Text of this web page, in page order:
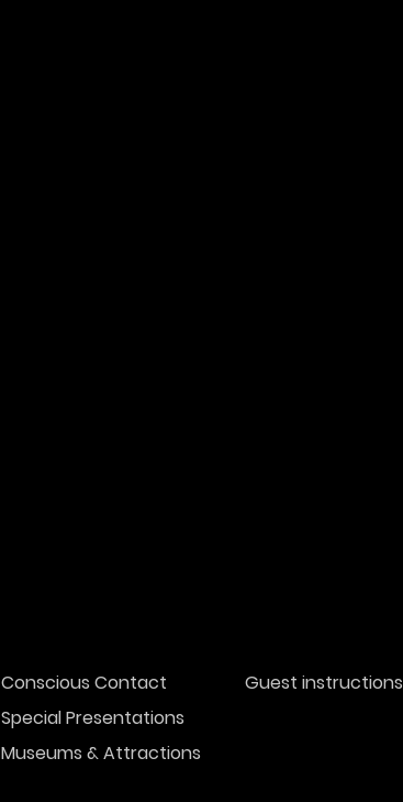
Conscious Contact
Special Presentations
Museums & Attractions
Guest instructions